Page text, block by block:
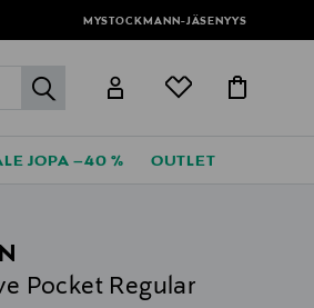
MYSTOCKMANN-JÄSENYYS
label.header.go
JOPA –40 % OUTLET
Pocket Regular